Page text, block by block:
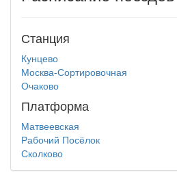
Станция
Кунцево
Москва-Сортировочная
Очаково
Платформа
Матвеевская
Рабочий Посёлок
Сколково